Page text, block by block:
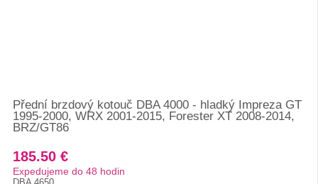
Přední brzdový kotouč DBA 4000 - hladký Impreza GT
1995-2000, WRX 2001-2015, Forester XT 2008-2014,
BRZ/GT86
185.50 €
Expedujeme do 48 hodin